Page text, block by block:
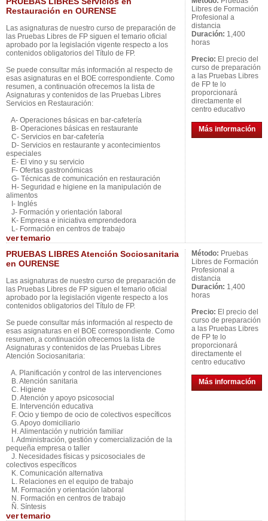
Restauración en OURENSE
Las asignaturas de nuestro curso de preparación de
las Pruebas Libres de FP siguen el temario oficial
aprobado por la legislación vigente respecto a los
contenidos obligatorios del Título de FP.
Se puede consultar más información al respecto de
esas asignaturas en el BOE correspondiente. Como
resumen, a continuación ofrecemos la lista de
Asignaturas y contenidos de las Pruebas Libres
Servicios en Restauración:
A- Operaciones básicas en bar-cafetería
B- Operaciones básicas en restaurante
C- Servicios en bar-cafetería
D- Servicios en restaurante y acontecimientos
especiales
E- El vino y su servicio
F- Ofertas gastronómicas
G- Técnicas de comunicación en restauración
H- Seguridad e higiene en la manipulación de
alimentos
I- Inglés
J- Formación y orientación laboral
K- Empresa e iniciativa emprendedora
L- Formación en centros de trabajo
vertemario
Libres de Formación
Profesional a
distancia
Duración: 1,400
horas
Precio: El precio del
curso de preparación
a las Pruebas Libres
de FP te lo
proporcionará
directamente el
centro educativo
Más información
PRUEBAS LIBRES Atención Sociosanitaria
en OURENSE
Las asignaturas de nuestro curso de preparación de
las Pruebas Libres de FP siguen el temario oficial
aprobado por la legislación vigente respecto a los
contenidos obligatorios del Título de FP.
Se puede consultar más información al respecto de
esas asignaturas en el BOE correspondiente. Como
resumen, a continuación ofrecemos la lista de
Asignaturas y contenidos de las Pruebas Libres
Atención Sociosanitaria:
A. Planificación y control de las intervenciones
B. Atención sanitaria
C. Higiene
D. Atención y apoyo psicosocial
E. Intervención educativa
F. Ocio y tiempo de ocio de colectivos específicos
G. Apoyo domiciliario
H. Alimentación y nutrición familiar
I. Administración, gestión y comercialización de la
pequeña empresa o taller
J. Necesidades físicas y psicosociales de
colectivos específicos
K. Comunicación alternativa
L. Relaciones en el equipo de trabajo
M. Formación y orientación laboral
N. Formación en centros de trabajo
Ñ. Síntesis
vertemario
Método: Pruebas
Libres de Formación
Profesional a
distancia
Duración: 1,400
horas
Precio: El precio del
curso de preparación
a las Pruebas Libres
de FP te lo
proporcionará
directamente el
centro educativo
Más información